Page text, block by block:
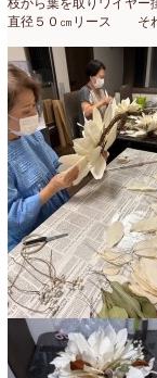
枝から葉を取りワイヤー
直径５０㎝リース そ